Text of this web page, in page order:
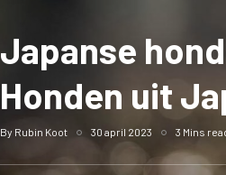
Japanse
Honden uit
By Rubin Koot 30 april 2023 3 Mins